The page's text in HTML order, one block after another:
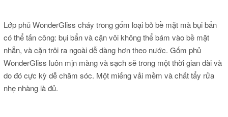
Lớp phủ WonderGliss cháy trong gốm loại bỏ bề mặt mà bụi bẩn
có thể tấn công: bụi bẩn và cặn vôi không thể bám vào bề mặt
nhẵn, và cặn trôi ra ngoài dễ dàng hơn theo nước. Gốm phủ
WonderGliss luôn mịn màng và sạch sẽ trong một thời gian dài và
do đó cực kỳ dễ chăm sóc. Một miếng vải mềm và chất tẩy rửa
nhẹ nhàng là đủ.